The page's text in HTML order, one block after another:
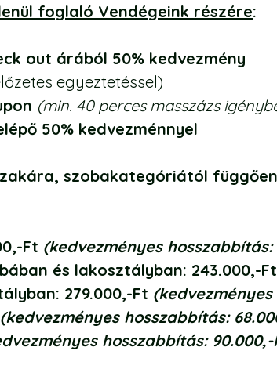
foglaló Vendégeink részére:
out árából 50% kedvezmény
egyeztetéssel)
(min. 40 perces masszázs
50% kedvezménnyel
szobakategóriától
Ft (kedvezményes hosszabbítás:
és lakosztályban: 243.000,-Ft
279.000,-Ft
(kedvezményes hosszabbítás:
hosszabbítás: 90.000,-